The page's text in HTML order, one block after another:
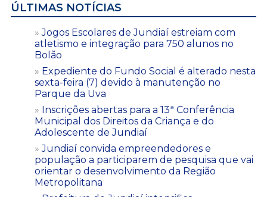
ÚLTIMAS NOTÍCIAS
Jogos Escolares de Jundiaí estreiam com
atletismo e integração para 750 alunos no
Bolão
Expediente do Fundo Social é alterado nesta
sexta-feira (7) devido à manutenção no
Parque da Uva
Inscrições abertas para a 13ª Conferência
Municipal dos Direitos da Criança e do
Adolescente de Jundiaí
Jundiaí convida empreendedores e
população a participarem de pesquisa que vai
orientar o desenvolvimento da Região
Metropolitana